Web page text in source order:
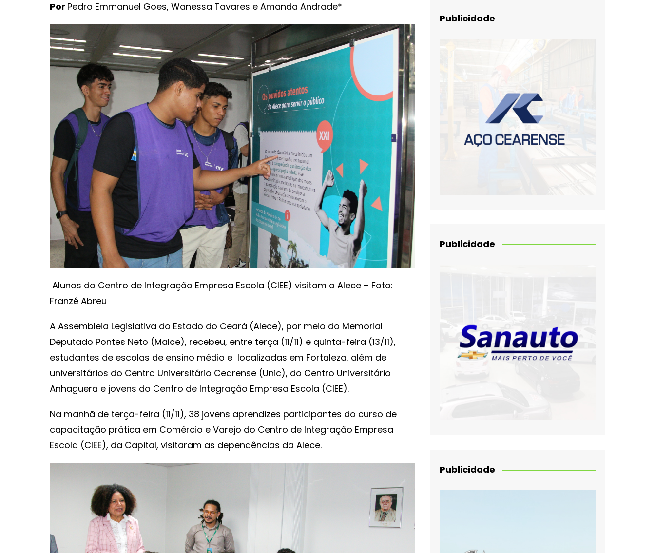
Por Pedro Emmanuel Goes, Wanessa Tavares e Amanda Andrade*
Alunos do Centro de Integração Empresa Escola (CIEE) visitam a Alece – Foto:
Franzé Abreu
A Assembleia Legislativa do Estado do Ceará (Alece), por meio do Memorial
Deputado Pontes Neto (Malce), recebeu, entre terça (11/11) e quinta-feira (13/11),
estudantes de escolas de ensino médio e localizadas em Fortaleza, além de
universitários do Centro Universitário Cearense (Unic), do Centro Universitário
Anhaguera e jovens do Centro de Integração Empresa Escola (CIEE).
Na manhã de terça-feira (11/11), 38 jovens aprendizes participantes do curso de
capacitação prática em Comércio e Varejo do Centro de Integração Empresa
Escola (CIEE), da Capital, visitaram as dependências da Alece.
Publicidade
Publicidade
Publicidade